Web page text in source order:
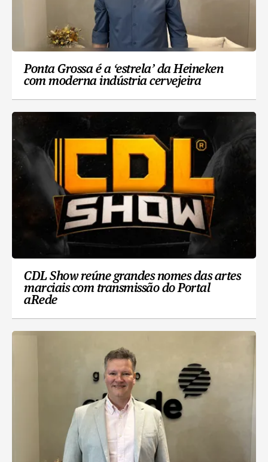
Ponta Grossa é a ‘estrela’ da Heineken
com moderna indústria cervejeira
CDL Show reúne grandes nomes das artes
marciais com transmissão do Portal
aRede